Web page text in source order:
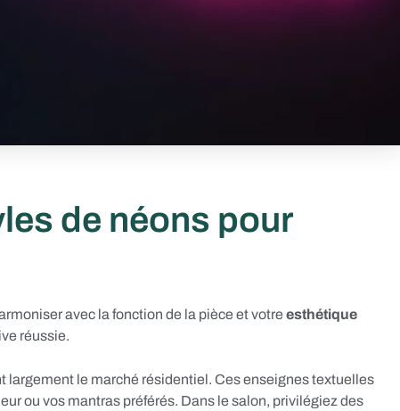
de néons pour
avec la fonction de la pièce et votre esthétique
réussie.
largement le marché résidentiel. Ces enseignes textuelles
ou vos mantras préférés. Dans le salon, privilégiez des